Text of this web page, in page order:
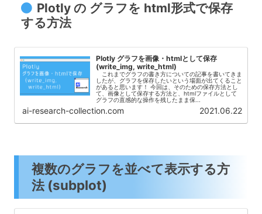
Plotly の グラフを html形式で保存
する方法
Plotly グラフを画像・htmlとして保存
(write_img, write_html)
これまでグラフの書き方についての記事を書いてきま
したが、グラフを保存したいという場面が出てくること
があると思います！ 今回は、そのための保存方法とし
て、画像として保存する方法と、htmlファイルとして
グラフの直感的な操作を残したまま保...
ai-research-collection.com 2021.06.22
複数のグラフを並べて表示する方
法 (subplot)